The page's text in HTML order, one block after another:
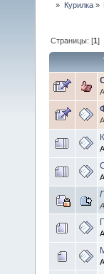
» Курилка»
Страницы: [1